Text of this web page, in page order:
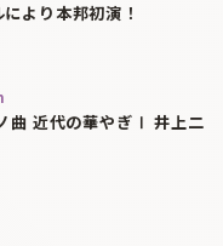
より本邦初演！
曲 近代の華やぎⅠ 井上二